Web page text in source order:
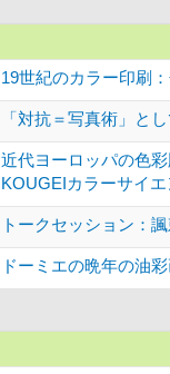
19世紀のカラー印刷
「対抗＝写真術」と
近代ヨーロッパの色
KOUGEIカラーサイ
トークセッション：
ドーミエの晩年の油